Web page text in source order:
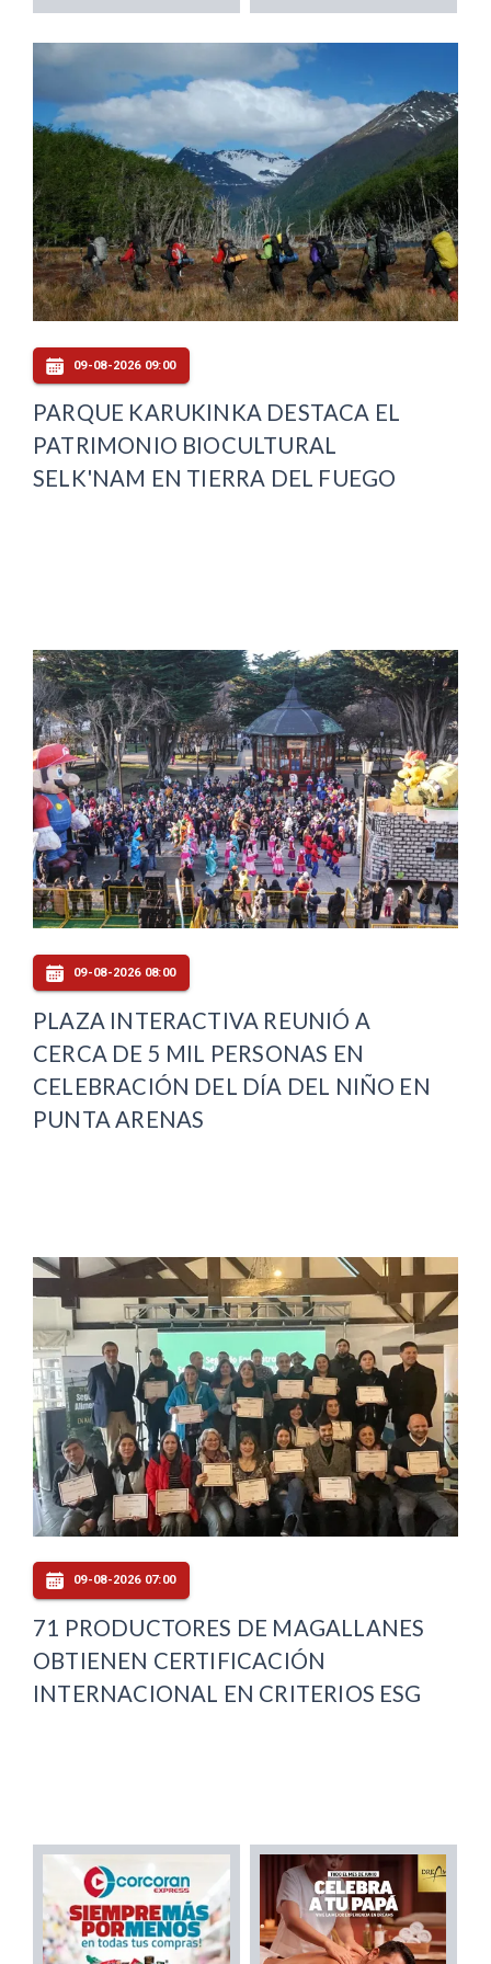
09-08-2026 09:00
PARQUE KARUKINKA DESTACA EL
PATRIMONIO BIOCULTURAL
SELK'NAM EN TIERRA DEL FUEGO
09-08-2026 08:00
PLAZA INTERACTIVA REUNIÓ A
CERCA DE 5 MIL PERSONAS EN
CELEBRACIÓN DEL DÍA DEL NIÑO EN
PUNTA ARENAS
09-08-2026 07:00
71 PRODUCTORES DE MAGALLANES
OBTIENEN CERTIFICACIÓN
INTERNACIONAL EN CRITERIOS ESG